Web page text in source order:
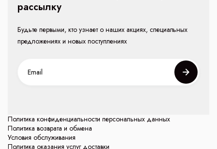
Политика конфиденциальности персональных данных
Политика возврата и обмена
Условия обслуживания
Политика оказания услуг доставки
рассылку
Будьте первыми, кто узнает о наших акциях, специальных
предложениях и новых поступлениях